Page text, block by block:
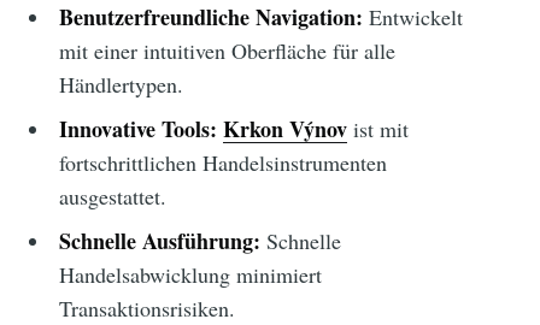
Benutzerfreundliche Navigation: Entwickelt
mit einer intuitiven Oberfläche für alle
Händlertypen.
Innovative Tools: Krkon Výnovist mit
fortschrittlichen Handelsinstrumenten
ausgestattet.
Schnelle Ausführung: Schnelle
Handelsabwicklung minimiert
Transaktionsrisiken.